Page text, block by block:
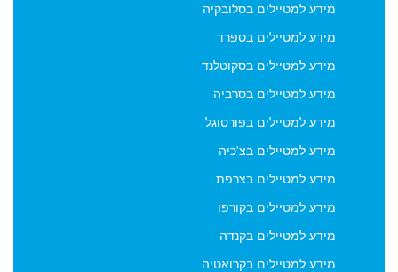
הצטרפות והסרה אשר בעמודה השמאלית של עמוד ארכיון דיוור.
מידע למטיילים בסלובקיה
מידע למטיילים בספרד
מידע למטיילים בסקוטלנד
מידע למטיילים בסרביה
מידע למטיילים בפורטוגל
מידע למטיילים בצ'כיה
מידע למטיילים בצרפת
מידע למטיילים בקורפו
מידע למטיילים בקנדה
מידע למטיילים בקרואטיה